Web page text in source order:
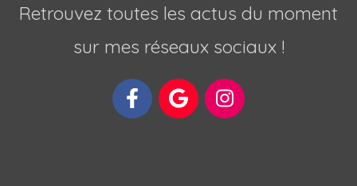
Retrouvez toutes les actus du moment
sur mes réseaux sociaux !